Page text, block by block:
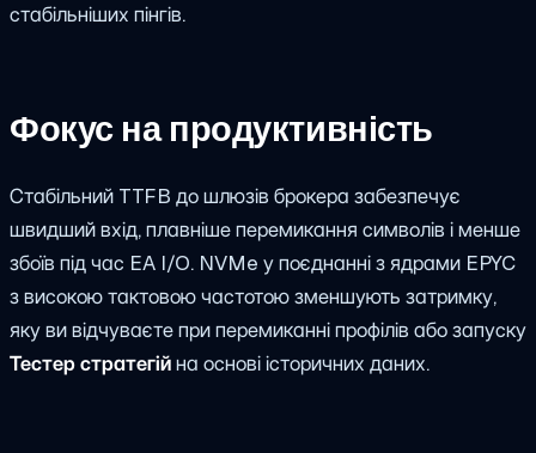
стабільніших пінгів.
Фокус на продуктивність
Стабільний TTFB до шлюзів брокера забезпечує
швидший вхід, плавніше перемикання символів і менше
збоїв під час EA I/O. NVMe у поєднанні з ядрами EPYC
з високою тактовою частотою зменшують затримку,
яку ви відчуваєте при перемиканні профілів або запуску
Тестер стратегійна основі історичних даних.